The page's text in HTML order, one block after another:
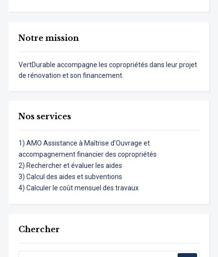
Notre mission
VertDurable accompagne les copropriétés dans leur projet
de rénovation et son financement.
Nos services
1) AMO Assistance à Maîtrise d’Ouvrage et
accompagnement financier des copropriétés
2) Rechercher et évaluer les aides
3) Calcul des aides et subventions
4) Calculer le coût mensuel des travaux
Chercher